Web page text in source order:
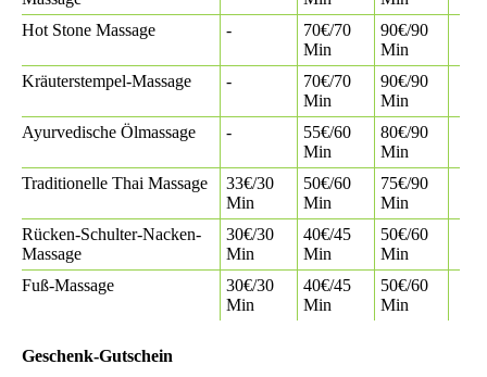
Hot Stone Massage
-
70€/70
Min
90€/90
Min
Kräuterstempel-Massage
-
70€/70
Min
90€/90
Min
Ayurvedische Ölmassage
-
55€/60
Min
80€/90
Min
Traditionelle Thai Massage
33€/30
Min
50€/60
Min
75€/90
Min
Rücken-Schulter-Nacken-
Massage
30€/30
Min
40€/45
Min
50€/60
Min
Fuß-Massage
30€/30
Min
40€/45
Min
50€/60
Min
Geschenk-Gutschein